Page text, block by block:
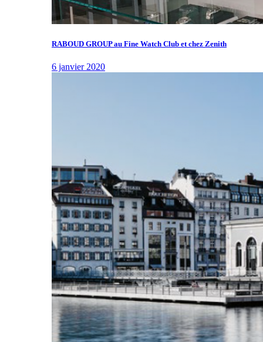
RABOUD GROUP au Fine Watch Club et chez Zenith
6 janvier 2020